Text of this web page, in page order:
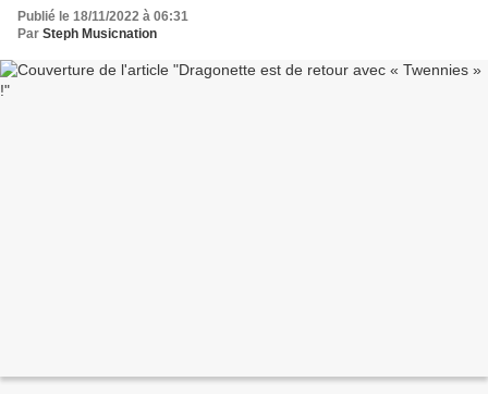
Publié le 18/11/2022 à 06:31
Par Steph Musicnation